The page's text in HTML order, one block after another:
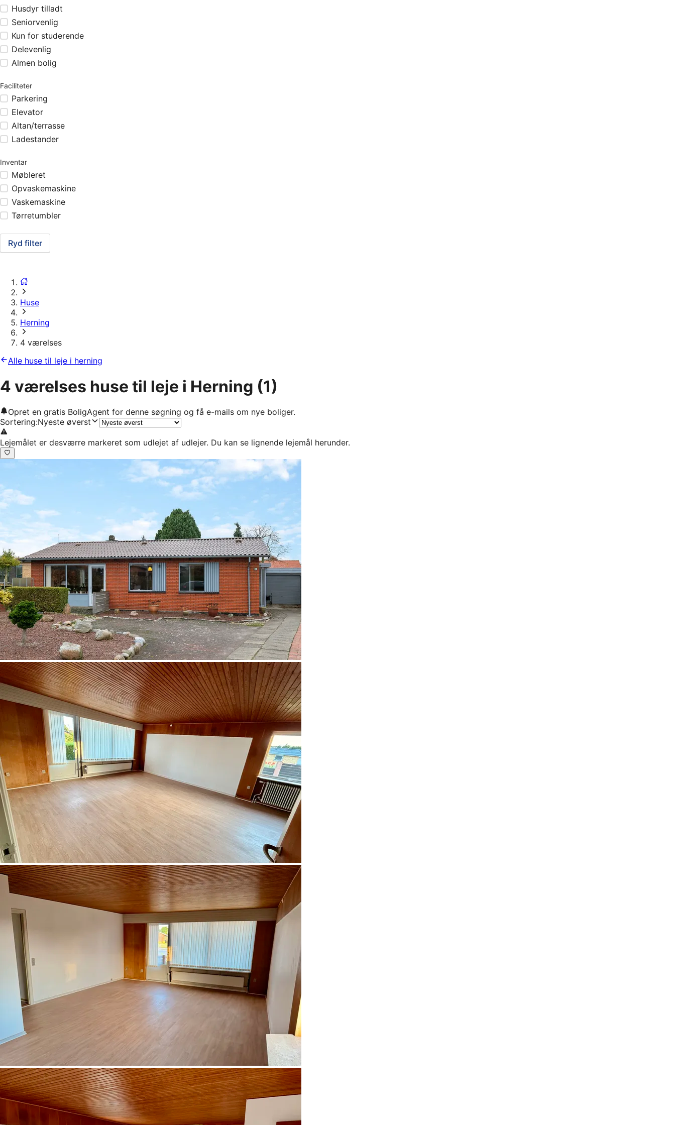
Husdyr tilladt
Seniorvenlig
Kun for studerende
Delevenlig
Almen bolig
Faciliteter
Parkering
Elevator
Altan/terrasse
Ladestander
Inventar
Møbleret
Opvaskemaskine
Vaskemaskine
Tørretumbler
Ryd filter
Huse
Herning
4 værelses
Alle huse til leje i herning
4 værelses huse til leje i Herning (1)
Opret en gratis BoligAgent for denne søgning og få e-mails om nye boliger.
Sortering:Nyeste øverst
Lejemålet er desværre markeret som udlejet af udlejer. Du kan se lignende lejemål herunder.